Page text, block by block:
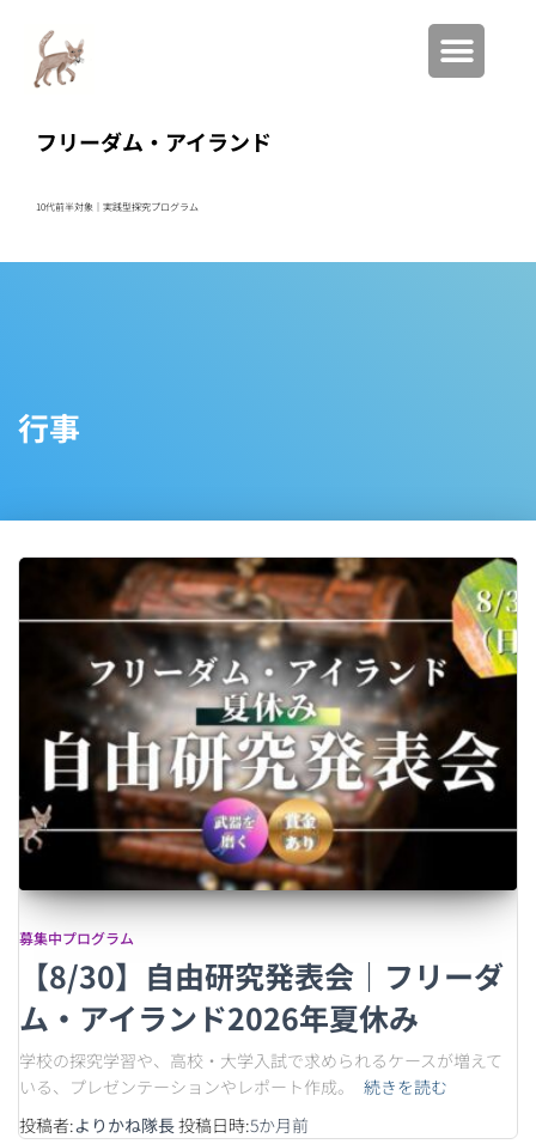
フリーダム・アイランド
10代前半対象｜実践型探究プログラム
行事
募集中プログラム
【8/30】自由研究発表会｜フリーダ
ム・アイランド2026年夏休み
学校の探究学習や、高校・大学入試で求められるケースが増えて
いる、プレゼンテーションやレポート作成。
続きを読む
投稿者:よりかね隊長投稿日時:5か月前